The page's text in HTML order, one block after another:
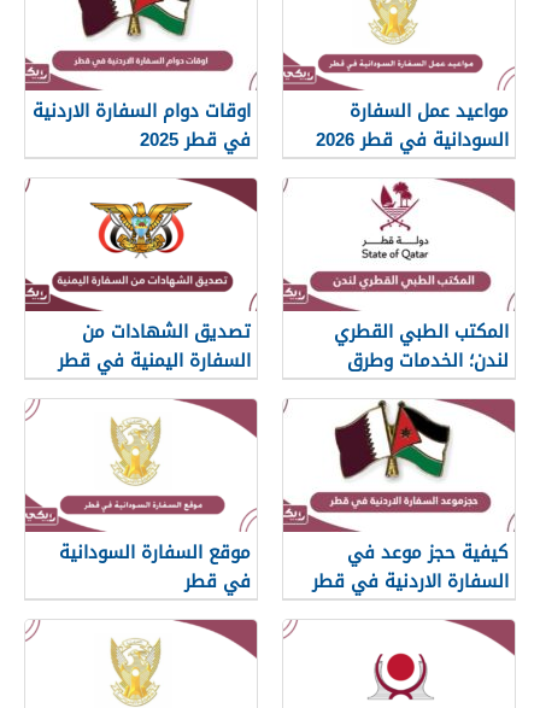
مواعيد عمل السفارة
السودانية في قطر 2026
اوقات دوام السفارة الاردنية
في قطر 2025
المكتب الطبي القطري
لندن؛ الخدمات وطرق
التواصل
تصديق الشهادات من
السفارة اليمنية في قطر
كيفية حجز موعد في
السفارة الاردنية في قطر
موقع السفارة السودانية
في قطر